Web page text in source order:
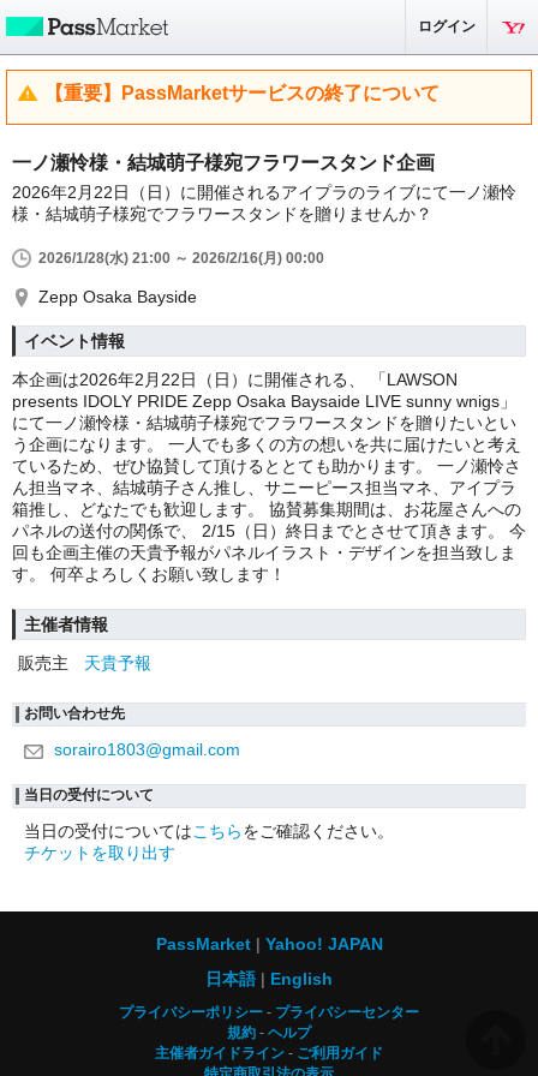
ログイン
【重要】PassMarketサービスの終了について
一ノ瀬怜様・結城萌子様宛フラワースタンド企画
2026年2月22日（日）に開催されるアイプラのライブにて一ノ瀬怜
様・結城萌子様宛でフラワースタンドを贈りませんか？
2026/1/28(水) 21:00 ～ 2026/2/16(月) 00:00
Zepp Osaka Bayside
イベント情報
本企画は2026年2月22日（日）に開催される、 「LAWSON
presents IDOLY PRIDE Zepp Osaka Baysaide LIVE sunny wnigs」
にて一ノ瀬怜様・結城萌子様宛でフラワースタンドを贈りたいとい
う企画になります。 一人でも多くの方の想いを共に届けたいと考え
ているため、ぜひ協賛して頂けるととても助かります。 一ノ瀬怜さ
ん担当マネ、結城萌子さん推し、サニーピース担当マネ、アイプラ
箱推し、どなたでも歓迎します。 協賛募集期間は、お花屋さんへの
パネルの送付の関係で、 2/15（日）終日までとさせて頂きます。 今
回も企画主催の天貴予報がパネルイラスト・デザインを担当致しま
す。 何卒よろしくお願い致します！
主催者情報
販売主
天貴予報
お問い合わせ先
sorairo1803@gmail.com
当日の受付について
当日の受付についてはこちらをご確認ください。
チケットを取り出す
PassMarket
Yahoo! JAPAN
日本語
English
プライバシーポリシー
プライバシーセンター
規約
ヘルプ
主催者ガイドライン
ご利用ガイド